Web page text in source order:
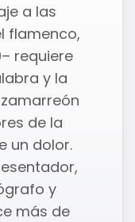
a las
flamenco,
requiere
y la
de la
un dolor.
y
más de